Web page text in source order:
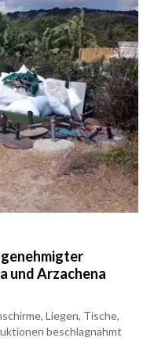
und Arzachena
Liegen, Tische,
beschlagnahmt